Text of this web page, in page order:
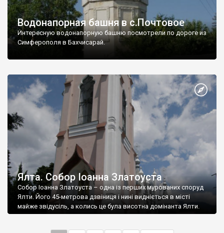
Водонапорная башня в с.Почтовое
Интересную водонапорную башню посмотрели по дороге из
Симферополя в Бахчисарай.
Ялта. Собор Іоанна Златоуста
Собор Іоанна Златоуста – одна із перших мурованих споруд
Ялти. Його 45-метрова дзвіниця і нині видніється в місті
майже звідусіль, а колись це була висотна домінанта Ялти.